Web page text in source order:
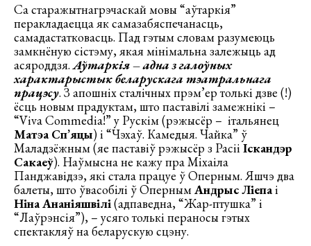
Са старажытнагрэчаскай мовы “аўтаркія”
перакладаецца як самазабяспечанасць,
самадастатковасць. Пад гэтым словам разумеюць
замкнёную сістэму, якая мінімальна залежыць ад
асяроддзя. Аўтаркія – адна з галоўных
характарыстык беларускага тэатральнага
працэсу. З апошніх сталічных прэм’ер толькі дзве (!)
ёсць новым прадуктам, што паставілі замежнікі –
“Viva Commedia!” у Рускім (рэжысёр – італьянец
Матэа Сп’яцы) і “Чэхаў. Камедыя. Чайка” ў
Маладзёжным (яе паставіў рэжысёр з Расіі Іскандэр
Сакаеў). Наўмысна не кажу пра Міхаіла
Панджавідзэ, які стала працуе ў Оперным. Яшчэ два
балеты, што ўвасобілі ў Оперным Андрыс Ліепаі
Ніна Ананіяшвілі (адпаведна, “Жар-птушка” і
“Лаўрэнсія”), – усяго толькі пераносы гэтых
спектакляў на беларускую сцэну.